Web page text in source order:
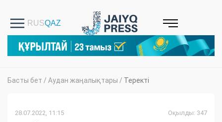
Басты бет / Аудан жаңалықтары / Теректі
28.07.2022, 11:15 Оқылды: 347